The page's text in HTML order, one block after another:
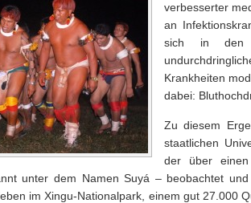
verbesserter
an
sich in den
Krankheiten
dabei:
Zu diesem
staatlichen
der über
unter dem Namen Suyá – beobachtet
im Xingu-Nationalpark, einem gut 27.000